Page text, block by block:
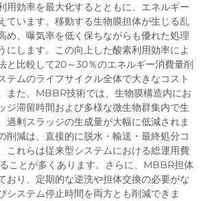
用効率を最大化するとともに、エネルギー
ています。移動する生物膜担体が生じる乱
め、曝気率を低く保ちながらも優れた処理
にします。この向上した酸素利用効率によ
と比較して20～30％のエネルギー消費量削
テムのライフサイクル全体で大きなコスト
また、MBBR技術では、生物膜構造内にお
ジ滞留時間および多様な微生物群集内で生
過剰スラッジの生成量が大幅に低減されま
削減は、直接的に脱水・輸送・最終処分コ
これらは従来型システムにおける総運用費
ことが多くあります。さらに、MBBR担体
おり、定期的な逆洗や担体交換の必要がな
システム停止時間を両方とも削減できま